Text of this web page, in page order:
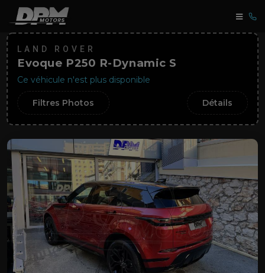
LAND ROVER
Evoque P250 R-Dynamic S
Ce véhicule n'est plus disponible
Filtres Photos Détails